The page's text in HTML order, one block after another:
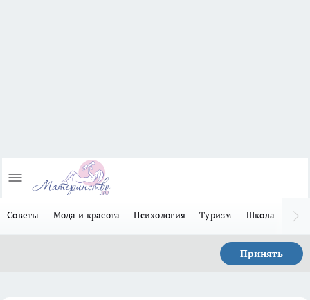
Советы Мода и красота Психология Туризм Школа
Принять